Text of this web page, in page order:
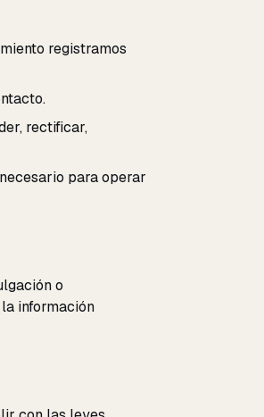
registramos
rectificar,
para operar
o
información